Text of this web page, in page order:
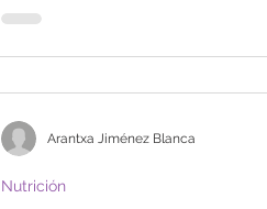
Nutrición
Arantxa Jiménez Blanca